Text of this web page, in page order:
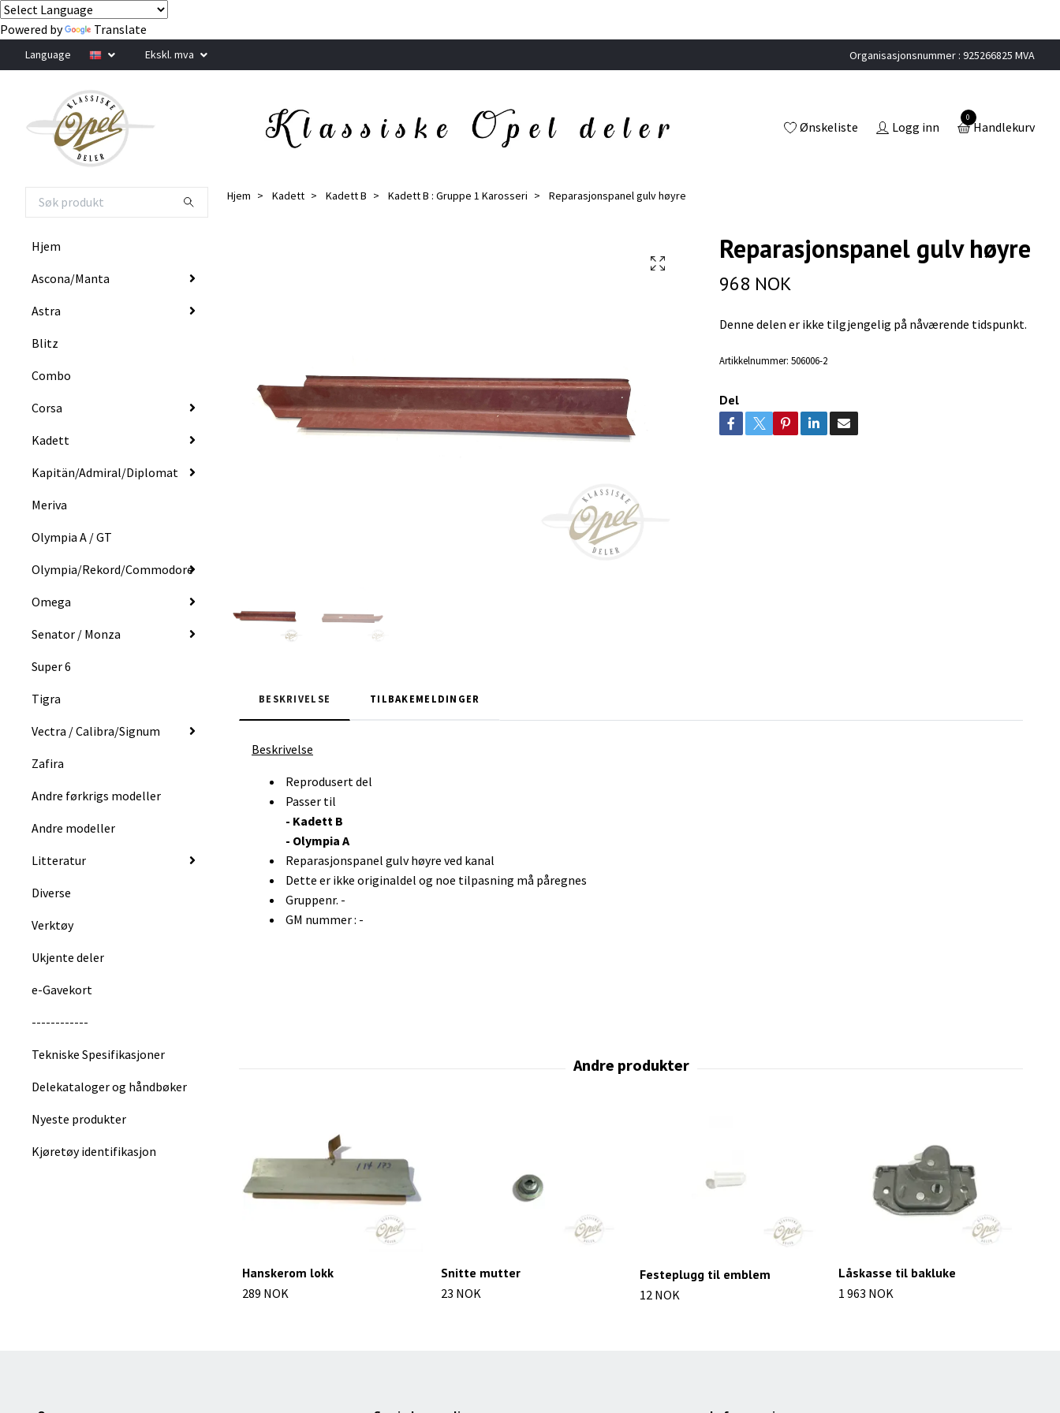
Powered by Translate
Language Ekskl. mva Organisasjonsnummer : 925266825 MVA
Ønskeliste Logg inn
0
Handlekurv
Hjem
Ascona/Manta
Astra
Blitz
Combo
Corsa
Kadett
Kapitän/Admiral/Diplomat
Meriva
Olympia A / GT
Olympia/Rekord/Commodore
Omega
Senator / Monza
Super 6
Tigra
Vectra / Calibra/Signum
Zafira
Andre førkrigs modeller
Andre modeller
Litteratur
Diverse
Verktøy
Ukjente deler
e-Gavekort
------------
Tekniske Spesifikasjoner
Delekataloger og håndbøker
Nyeste produkter
Kjøretøy identifikasjon
Hjem Kadett Kadett B Kadett B : Gruppe 1 Karosseri Reparasjonspanel gulv høyre
Reparasjonspanel gulv høyre
968 NOK
Denne delen er ikke tilgjengelig på nåværende tidspunkt.
Artikkelnummer: 506006-2
Del
BESKRIVELSE TILBAKEMELDINGER
Beskrivelse
Reprodusert del
Passer til
- Kadett B
- Olympia A
Reparasjonspanel gulv høyre ved kanal
Dette er ikke originaldel og noe tilpasning må påregnes
Gruppenr. -
GM nummer : -
Hanskerom lokk
289 NOK
Snitte mutter
23 NOK
Festeplugg til emblem
12 NOK
Låskasse til bakluke
1 963 NOK